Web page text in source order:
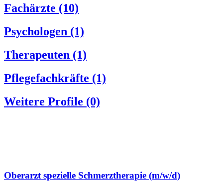
Fachärzte (10)
Psychologen (1)
Therapeuten (1)
Pflegefachkräfte (1)
Weitere Profile (0)
Oberarzt spezielle Schmerztherapie (m/w/d)